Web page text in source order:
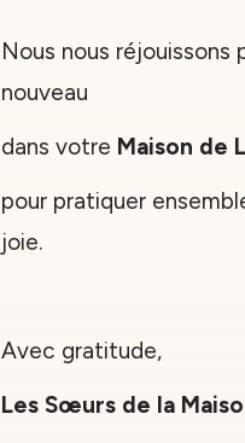
Nous nous
nouveau
dans votre Maison de
pour pratiquer
joie.
Avec gratitude,
Les Sœurs de la